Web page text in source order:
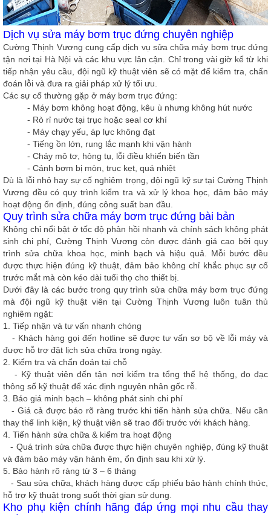
Dịch vụ sửa máy bơm trục đứng chuyên nghiệp
Cường Thịnh Vương cung cấp dịch vụ sửa chữa máy bơm trục đứng
tận nơi tại Hà Nội và các khu vực lân cận. Chỉ trong vài giờ kể từ khi
tiếp nhận yêu cầu, đội ngũ kỹ thuật viên sẽ có mặt để kiểm tra, chẩn
đoán lỗi và đưa ra giải pháp xử lý tối ưu.
Các sự cố thường gặp ở máy bơm trục đứng:
- Máy bơm không hoạt động, kêu ù nhưng không hút nước
- Rò rỉ nước tại trục hoặc seal cơ khí
- Máy chạy yếu, áp lực không đạt
- Tiếng ồn lớn, rung lắc mạnh khi vận hành
- Cháy mô tơ, hỏng tụ, lỗi điều khiển biến tần
- Cánh bơm bị mòn, trục kẹt, quá nhiệt
Dù là lỗi nhỏ hay sự cố nghiêm trọng, đội ngũ kỹ sư tại Cường Thịnh
Vương đều có quy trình kiểm tra và xử lý khoa học, đảm bảo máy
hoạt động ổn định, đúng công suất ban đầu.
Quy trình sửa chữa máy bơm trục đứng bài bản
Không chỉ nổi bật ở tốc độ phản hồi nhanh và chính sách không phát
sinh chi phí, Cường Thịnh Vương còn được đánh giá cao bởi quy
trình sửa chữa khoa học, minh bạch và hiệu quả. Mỗi bước đều
được thực hiện đúng kỹ thuật, đảm bảo không chỉ khắc phục sự cố
trước mắt mà còn kéo dài tuổi thọ cho thiết bị.
Dưới đây là các bước trong quy trình sửa chữa máy bơm trục đứng
mà đội ngũ kỹ thuật viên tại Cường Thịnh Vương luôn tuân thủ
nghiêm ngặt:
1. Tiếp nhận và tư vấn nhanh chóng
- Khách hàng gọi đến hotline sẽ được tư vấn sơ bộ về lỗi máy và
được hỗ trợ đặt lịch sửa chữa trong ngày.
2.
Kiểm tra và chẩn đoán tại chỗ
- Kỹ thuật viên đến tận nơi kiểm tra tổng thể hệ thống, đo đạc
thông số kỹ thuật để xác định nguyên nhân gốc rễ.
3.
Báo giá minh bạch – không phát sinh chi phí
- Giá cả được báo rõ ràng trước khi tiến hành sửa chữa. Nếu cần
thay thế linh kiện, kỹ thuật viên sẽ trao đổi trước với khách hàng.
4. Tiến hành sửa chữa & kiểm tra hoạt động
- Quá trình sửa chữa được thực hiện chuyên nghiệp, đúng kỹ thuật
và đảm bảo máy vận hành êm, ổn định sau khi xử lý.
5. Bảo hành rõ ràng từ 3 – 6 tháng
- Sau sửa chữa, khách hàng được cấp phiếu bảo hành chính thức,
hỗ trợ kỹ thuật trong suốt thời gian sử dụng.
Kho phụ kiện chính hãng đáp ứng mọi nhu cầu thay